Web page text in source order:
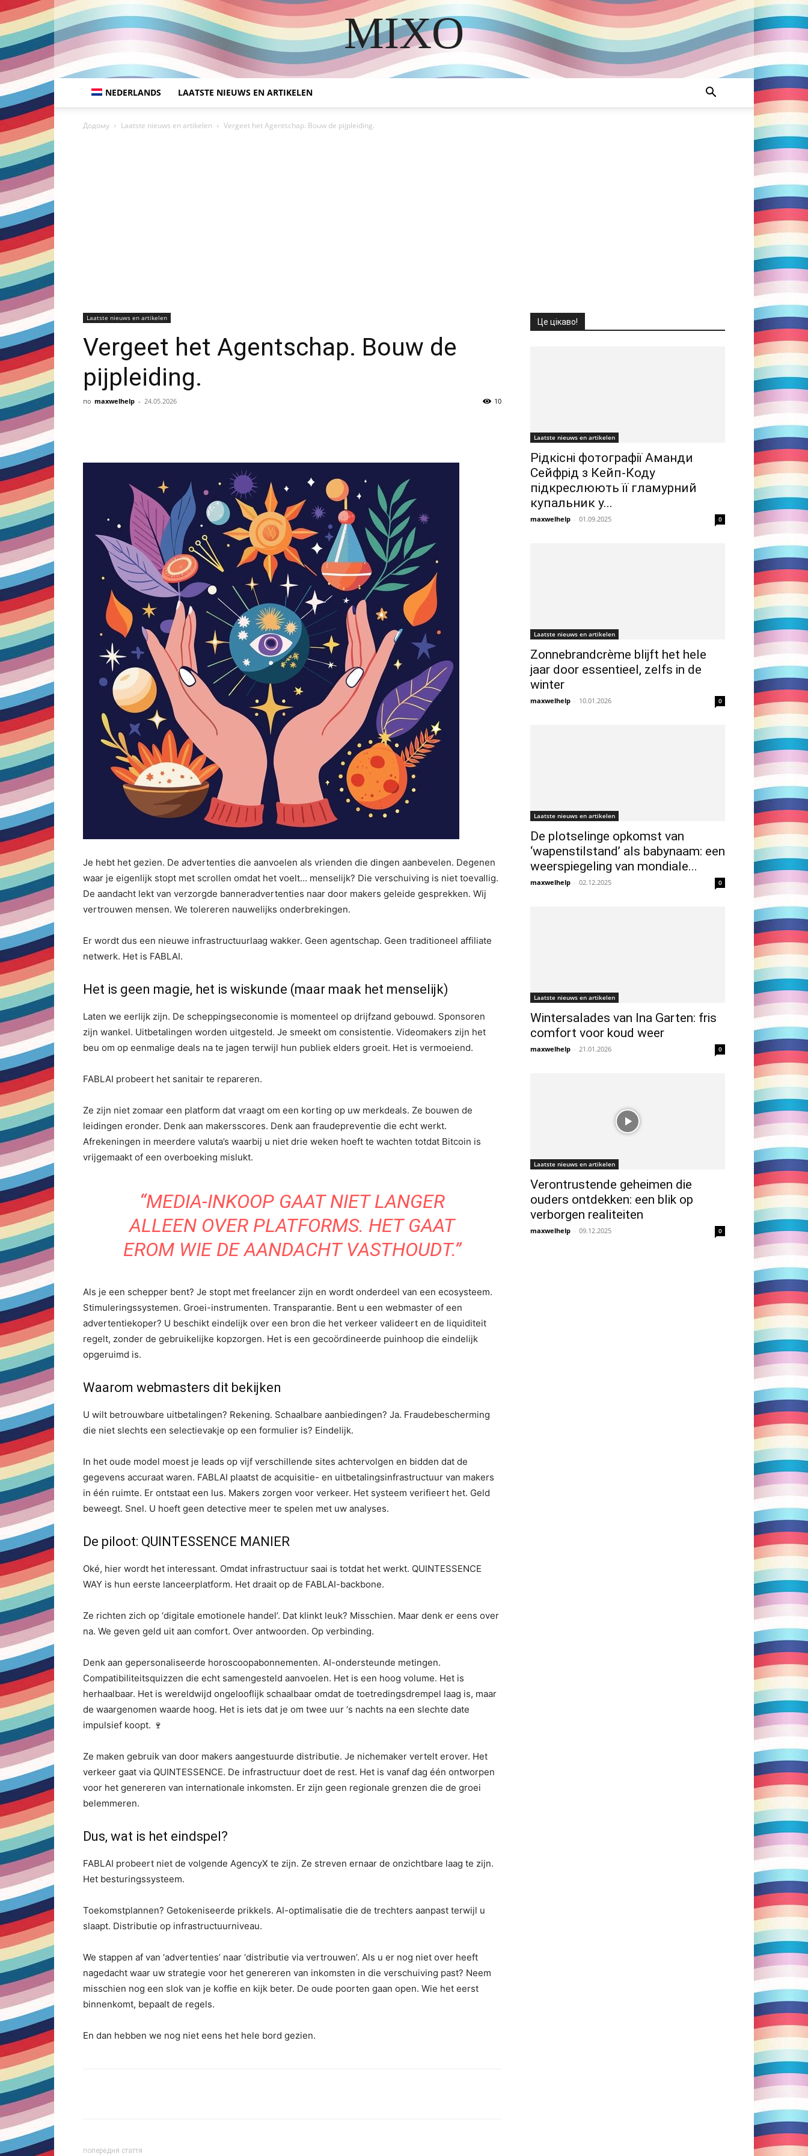
MIXO
DISCOVER THE ART OF PUBLISHING
NEDERLANDS LAATSTE NIEUWS EN ARTIKELEN
Додому Laatste nieuws en artikelen Vergeet het Agentschap. Bouw de pijpleiding.
Laatste nieuws en artikelen
Vergeet het Agentschap. Bouw de
pijpleiding.
по maxwelhelp - 24.05.2026 10
Je hebt het gezien. De advertenties die aanvoelen als vrienden die dingen aanbevelen. Degenen
waar je eigenlijk stopt met scrollen omdat het voelt… menselijk? Die verschuiving is niet toevallig.
De aandacht lekt van verzorgde banneradvertenties naar door makers geleide gesprekken. Wij
vertrouwen mensen. We tolereren nauwelijks onderbrekingen.
Er wordt dus een nieuwe infrastructuurlaag wakker. Geen agentschap. Geen traditioneel affiliate
netwerk. Het is FABLAI.
Het is geen magie, het is wiskunde (maar maak het menselijk)
Laten we eerlijk zijn. De scheppingseconomie is momenteel op drijfzand gebouwd. Sponsoren
zijn wankel. Uitbetalingen worden uitgesteld. Je smeekt om consistentie. Videomakers zijn het
beu om op eenmalige deals na te jagen terwijl hun publiek elders groeit. Het is vermoeiend.
FABLAI probeert het sanitair te repareren.
Ze zijn niet zomaar een platform dat vraagt ​​om een ​​korting op uw merkdeals. Ze bouwen de
leidingen eronder. Denk aan makersscores. Denk aan fraudepreventie die echt werkt.
Afrekeningen in meerdere valuta’s waarbij u niet drie weken hoeft te wachten totdat Bitcoin is
vrijgemaakt of een overboeking mislukt.
“MEDIA-INKOOP GAAT NIET LANGER
ALLEEN OVER PLATFORMS. HET GAAT
EROM WIE DE AANDACHT VASTHOUDT.”
Als je een schepper bent? Je stopt met freelancer zijn en wordt onderdeel van een ecosysteem.
Stimuleringssystemen. Groei-instrumenten. Transparantie. Bent u een webmaster of een
advertentiekoper? U beschikt eindelijk over een bron die het verkeer valideert en de liquiditeit
regelt, zonder de gebruikelijke kopzorgen. Het is een gecoördineerde puinhoop die eindelijk
opgeruimd is.
Waarom webmasters dit bekijken
U wilt betrouwbare uitbetalingen? Rekening. Schaalbare aanbiedingen? Ja. Fraudebescherming
die niet slechts een selectievakje op een formulier is? Eindelijk.
In het oude model moest je leads op vijf verschillende sites achtervolgen en bidden dat de
gegevens accuraat waren. FABLAI plaatst de acquisitie- en uitbetalingsinfrastructuur van makers
in één ruimte. Er ontstaat een lus. Makers zorgen voor verkeer. Het systeem verifieert het. Geld
beweegt. Snel. U hoeft geen detective meer te spelen met uw analyses.
De piloot: QUINTESSENCE MANIER
Oké, hier wordt het interessant. Omdat infrastructuur saai is totdat het werkt. QUINTESSENCE
WAY is hun eerste lanceerplatform. Het draait op de FABLAI-backbone.
Ze richten zich op ‘digitale emotionele handel’. Dat klinkt leuk? Misschien. Maar denk er eens over
na. We geven geld uit aan comfort. Over antwoorden. Op verbinding.
Denk aan gepersonaliseerde horoscoopabonnementen. AI-ondersteunde metingen.
Compatibiliteitsquizzen die echt samengesteld aanvoelen. Het is een hoog volume. Het is
herhaalbaar. Het is wereldwijd ongelooflijk schaalbaar omdat de toetredingsdrempel laag is, maar
de waargenomen waarde hoog. Het is iets dat je om twee uur ‘s nachts na een slechte date
impulsief koopt. 🍷
Ze maken gebruik van door makers aangestuurde distributie. Je nichemaker vertelt erover. Het
verkeer gaat via QUINTESSENCE. De infrastructuur doet de rest. Het is vanaf dag één ontworpen
voor het genereren van internationale inkomsten. Er zijn geen regionale grenzen die de groei
belemmeren.
Dus, wat is het eindspel?
FABLAI probeert niet de volgende AgencyX te zijn. Ze streven ernaar de onzichtbare laag te zijn.
Het besturingssysteem.
Toekomstplannen? Getokeniseerde prikkels. AI-optimalisatie die de trechters aanpast terwijl u
slaapt. Distributie op infrastructuurniveau.
We stappen af ​​van ‘advertenties’ naar ‘distributie via vertrouwen’. Als u er nog niet over heeft
nagedacht waar uw strategie voor het genereren van inkomsten in die verschuiving past? Neem
misschien nog een slok van je koffie en kijk beter. De oude poorten gaan open. Wie het eerst
binnenkomt, bepaalt de regels.
En dan hebben we nog niet eens het hele bord gezien.
попередня стаття
Це цікаво!
Laatste nieuws en artikelen
Рідкісні фотографії Аманди
Сейфрід з Кейп-Коду
підкреслюють її гламурний
купальник у...
maxwelhelp - 01.09.2025 0
Laatste nieuws en artikelen
Zonnebrandcrème blijft het hele
jaar door essentieel, zelfs in de
winter
maxwelhelp - 10.01.2026 0
Laatste nieuws en artikelen
De plotselinge opkomst van
‘wapenstilstand’ als babynaam: een
weerspiegeling van mondiale...
maxwelhelp - 02.12.2025 0
Laatste nieuws en artikelen
Wintersalades van Ina Garten: fris
comfort voor koud weer
maxwelhelp - 21.01.2026 0
Laatste nieuws en artikelen
Verontrustende geheimen die
ouders ontdekken: een blik op
verborgen realiteiten
maxwelhelp - 09.12.2025 0